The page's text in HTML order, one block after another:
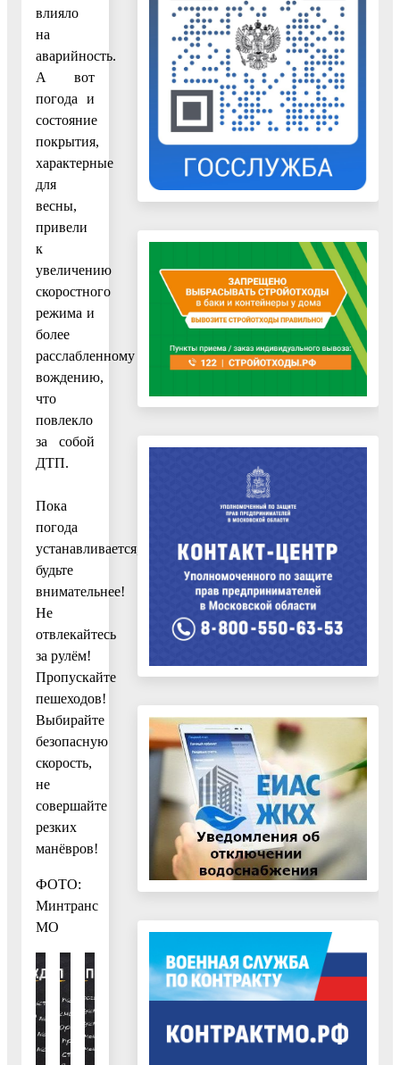
влияло
на
аварийность.
А вот
погода и
состояние
покрытия,
характерные
для
весны,
привели
к
увеличению
скоростного
режима и
более
расслабленному
вождению,
что
повлекло
за собой
ДТП.
Пока
погода
устанавливается,
будьте
внимательнее!
Не
отвлекайтесь
за рулём!
Пропускайте
пешеходов!
Выбирайте
безопасную
скорость,
не
совершайте
резких
манёвров!
ФОТО:
Минтранс
МО